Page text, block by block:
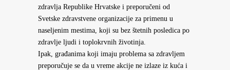
zdravlja Republike Hrvatske i preporučeni od
Svetske zdravstvene organizacije za primenu u
naseljenim mestima, koji su bez štetnih posledica po
zdravlje ljudi i toplokrvnih životinja.
Ipak, građanima koji imaju problema sa zdravljem
preporučuje se da u vreme akcije ne izlaze iz kuća i